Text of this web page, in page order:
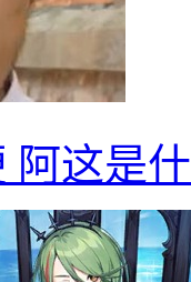
阿这是